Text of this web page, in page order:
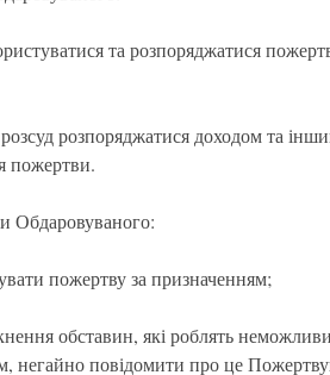
та розпоряджатися
розпоряджатися доходом та
пожертви.
Обдаровуваного:
пожертву за призначенням;
обставин, які роблять
негайно повідомити про це